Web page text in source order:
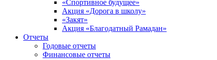
«Спортивное будущее»
Акция «Дорога в школу»
«Закят»
Акция «Благодатный Рамадан»
Отчеты
Годовые отчеты
Финансовые отчеты